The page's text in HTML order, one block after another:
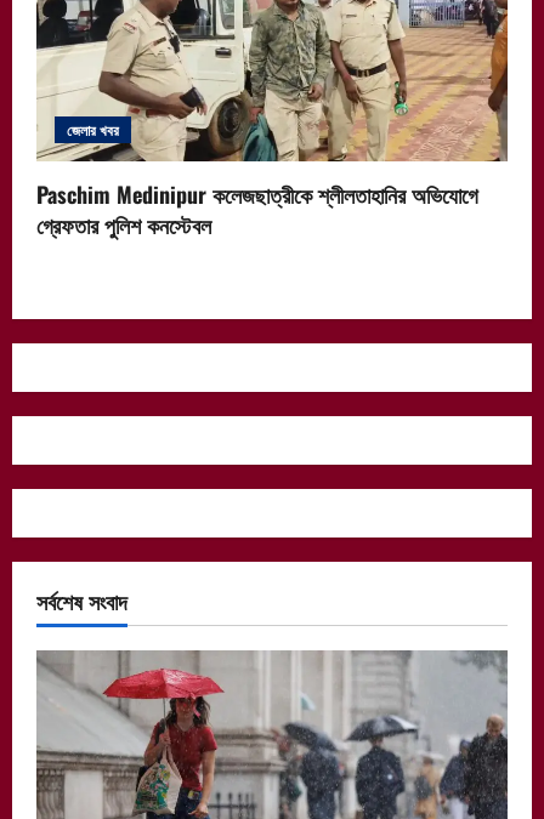
জেলার খবর
Paschim Medinipur কলেজছাত্রীকে শ্লীলতাহানির অভিযোগে
গ্রেফতার পুলিশ কনস্টেবল
সর্বশেষ সংবাদ